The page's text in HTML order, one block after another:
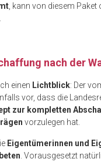
, kann von diesem Paket
nach der
einen Lichtblick: Der
vor, dass die
zur kompletten
vorzulegen hat.
Eigentümerinnen und
. Vorausgesetzt